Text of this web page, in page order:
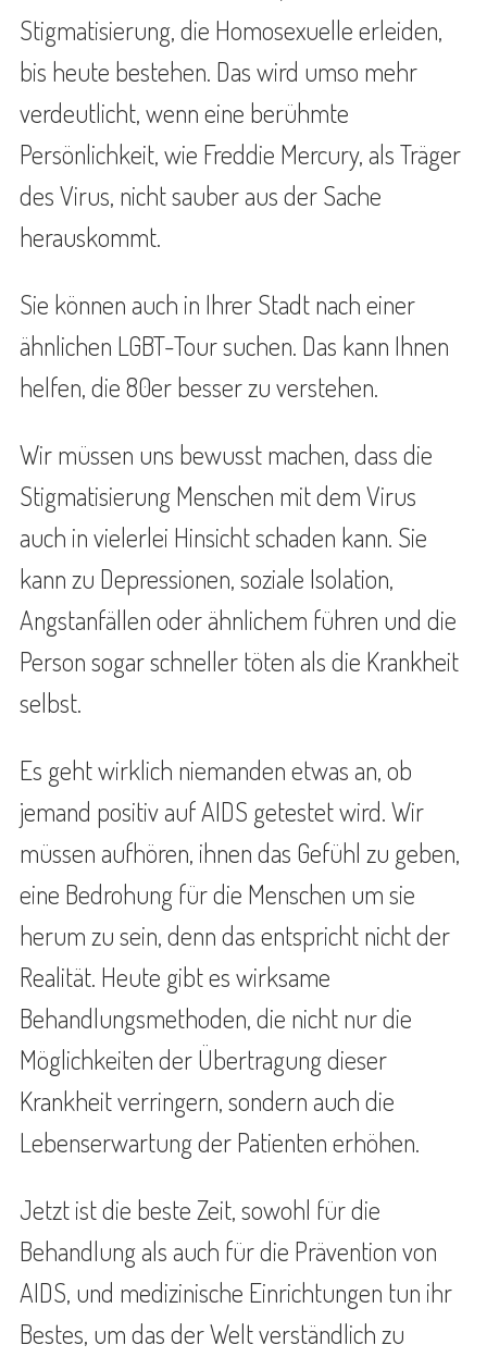
Stigmatisierung, die Homosexuelle erleiden,
bis heute bestehen. Das wird umso mehr
verdeutlicht, wenn eine berühmte
Persönlichkeit, wie Freddie Mercury, als Träger
des Virus, nicht sauber aus der Sache
herauskommt.
Sie können auch in Ihrer Stadt nach einer
ähnlichen LGBT-Tour suchen. Das kann Ihnen
helfen, die 80er besser zu verstehen.
Wir müssen uns bewusst machen, dass die
Stigmatisierung Menschen mit dem Virus
auch in vielerlei Hinsicht schaden kann. Sie
kann zu Depressionen, soziale Isolation,
Angstanfällen oder ähnlichem führen und die
Person sogar schneller töten als die Krankheit
selbst.
Es geht wirklich niemanden etwas an, ob
jemand positiv auf AIDS getestet wird. Wir
müssen aufhören, ihnen das Gefühl zu geben,
eine Bedrohung für die Menschen um sie
herum zu sein, denn das entspricht nicht der
Realität. Heute gibt es wirksame
Behandlungsmethoden, die nicht nur die
Möglichkeiten der Übertragung dieser
Krankheit verringern, sondern auch die
Lebenserwartung der Patienten erhöhen.
Jetzt ist die beste Zeit, sowohl für die
Behandlung als auch für die Prävention von
AIDS, und medizinische Einrichtungen tun ihr
Bestes, um das der Welt verständlich zu